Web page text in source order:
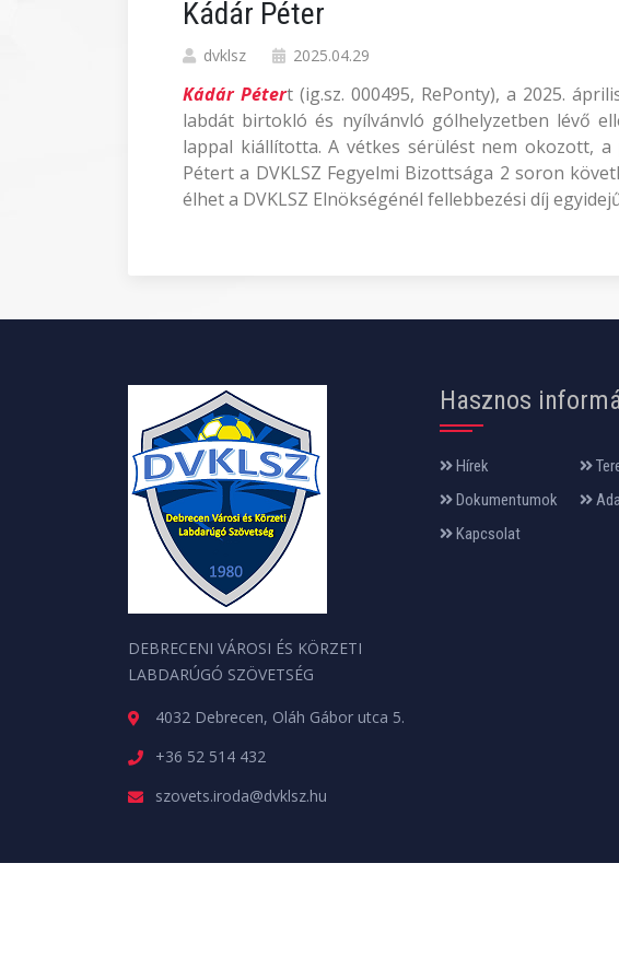
Kádár Péter
dvklsz 2025.04.29
Kádár Pétert (ig.sz. 000495, RePonty), a 2025.
labdát birtokló és nyílvánvló gólhelyzetben lévő
lappal kiállította. A vétkes sérülést nem okozott,
Pétert a DVKLSZ Fegyelmi Bizottsága 2 soron
élhet a DVKLSZ Elnökségénél fellebbezési díj
DEBRECENI VÁROSI ÉS KÖRZETI
LABDARÚGÓ SZÖVETSÉG
4032 Debrecen, Oláh Gábor utca 5.
+36 52 514 432
szovets.iroda@dvklsz.hu
Hasznos
Hírek
Dokumentumok
Kapcsolat